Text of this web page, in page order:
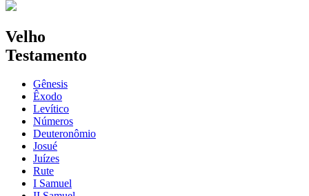
Velho
Testamento
Gênesis
Êxodo
Levítico
Números
Deuteronômio
Josué
Juízes
Rute
I Samuel